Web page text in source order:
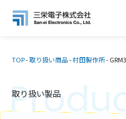
TOP-取り扱い商品-村田製作所-
取り扱い製品